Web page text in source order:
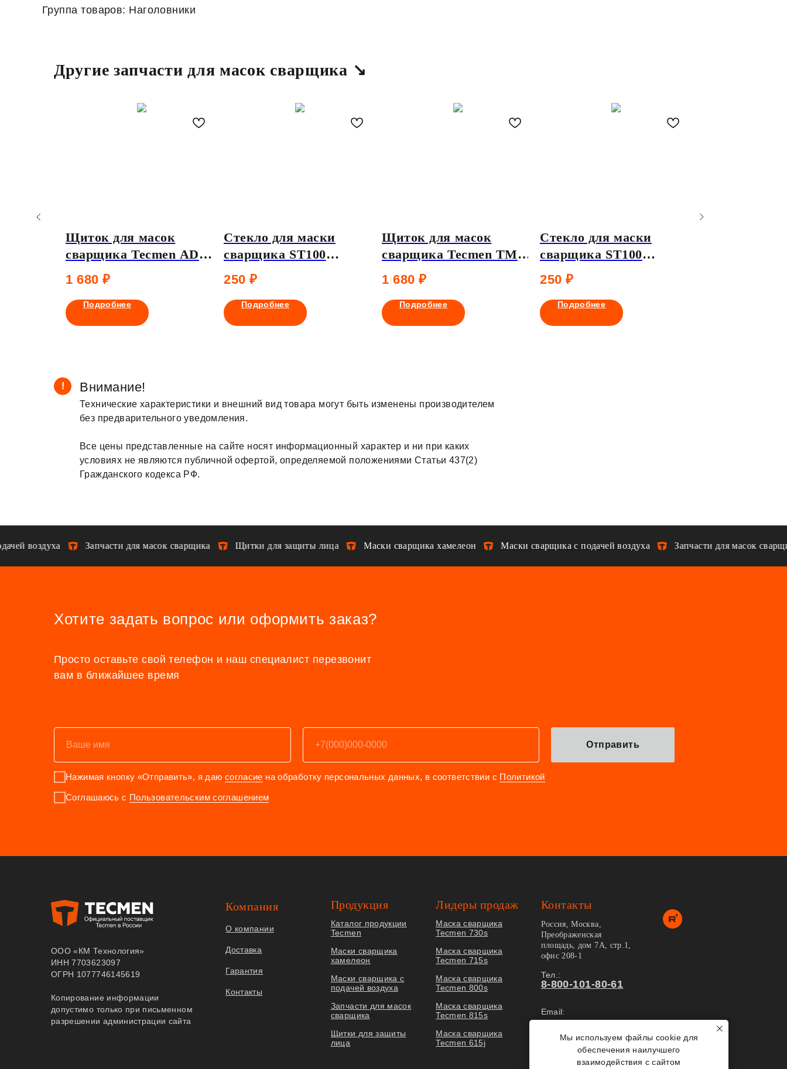
Группа товаров: Наголовники
Другие запчасти для масок сварщика ↘
Щиток для масок
сварщика Tecmen ADF
715/730
1 680 ₽
Подробнее
Стекло для маски
сварщика ST100
затемнение 11din
250 ₽
Подробнее
Щиток для масок
сварщика Tecmen TM
16 черный
1 680 ₽
Подробнее
Стекло для маски
сварщика ST100
затемнение 12din
250 ₽
Подробнее
! Внимание!
Технические характеристики и внешний вид товара могут быть изменены производителем
без предварительного уведомления.
Все цены представленные на сайте носят информационный характер и ни при каких
условиях не являются публичной офертой, определяемой положениями Статьи 437(2)
Гражданского кодекса РФ.
воздуха Запчасти для масок сварщика Щитки для защиты лица Маски сварщика хамелеон Маски сварщика с подачей воздуха Запчасти для масок
Хотите задать вопрос или оформить заказ?
Просто оставьте свой телефон и наш специалист перезвонит
вам в ближайшее время
Нажимая кнопку «Отправить», я даю согласие на обработку персональных данных, в соответствии с Политикой
Соглашаюсь с Пользовательским соглашением
Отправить
ООО «КМ Технология»
ИНН 7703623097
ОГРН 1077746145619
Копирование информации
допустимо только при письменном
разрешении администрации сайта
Компания
О компании
Доставка
Гарантия
Контакты
Продукция
Каталог продукции
Tecmen
Маски сварщика
хамелеон
Маски сварщика с
подачей воздуха
Запчасти для масок
сварщика
Щитки для защиты
лица
Лидеры продаж
Маска сварщика
Tecmen 730s
Маска сварщика
Tecmen 715s
Маска сварщика
Tecmen 800s
Маска сварщика
Tecmen 815s
Маска сварщика
Tecmen 615j
Контакты
Россия, Москва,
Преображенская
площадь, дом 7А, стр.1,
офис 208-1
Тел.:
8-800-101-80-61
Email:
Карта сайта
Мы используем файлы cookie для
обеспечения наилучшего
взаимодействия с сайтом